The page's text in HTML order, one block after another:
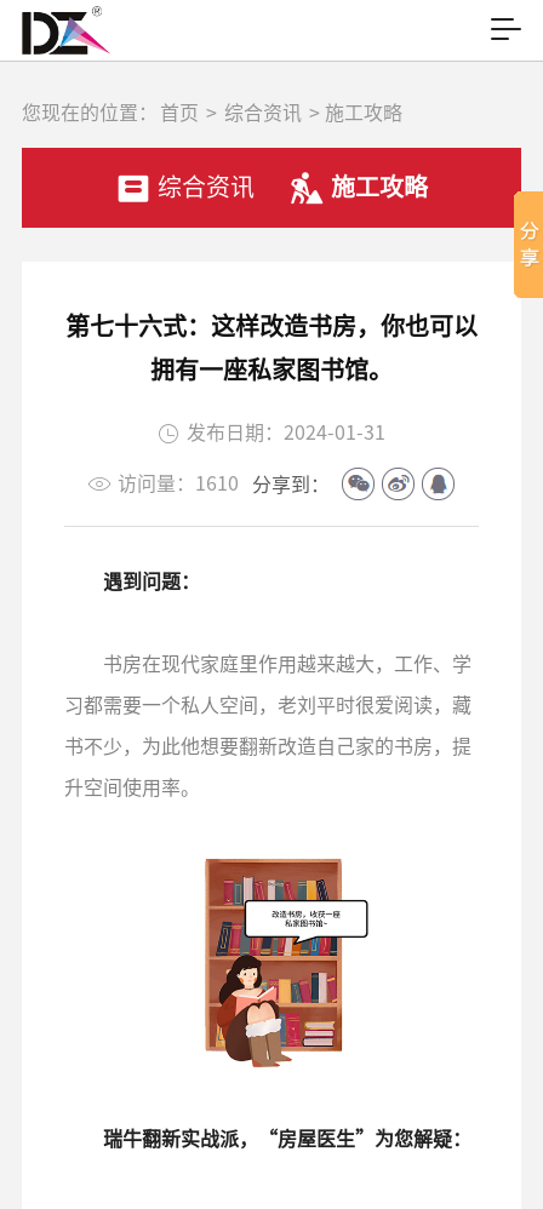
您现在的位置： 首页 > 综合资讯 > 施工攻略
综合资讯 施工攻略
第七十六式：这样改造书房，你也可以
拥有一座私家图书馆。
发布日期：2024-01-31
访问量：1610 分享到：
遇到问题：
书房在现代家庭里作用越来越大，工作、学
习都需要一个私人空间，老刘平时很爱阅读，藏
书不少，为此他想要翻新改造自己家的书房，提
升空间使用率。
瑞牛翻新实战派，“房屋医生”为您解疑：